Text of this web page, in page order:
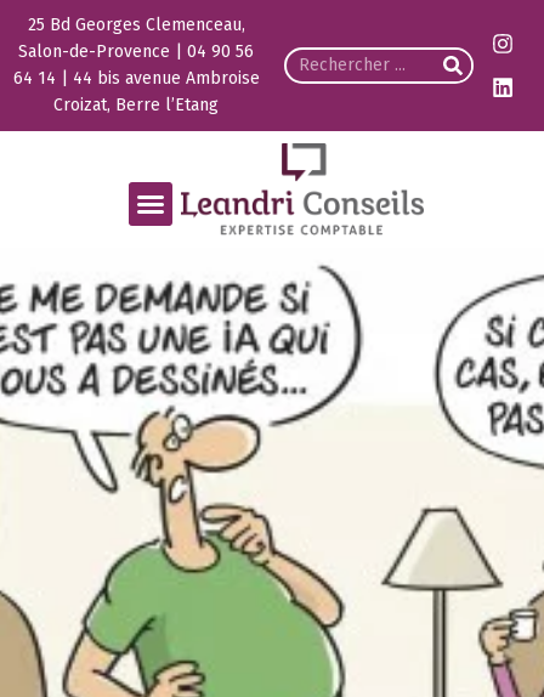
25 Bd Georges Clemenceau,
Salon-de-Provence | 04 90 56
64 14 | 44 bis avenue Ambroise
Croizat, Berre l’Etang